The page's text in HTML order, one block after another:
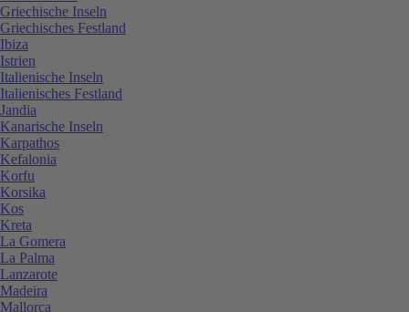
Griechische Inseln
Griechisches Festland
Ibiza
Istrien
Italienische Inseln
Italienisches Festland
Jandia
Kanarische Inseln
Karpathos
Kefalonia
Korfu
Korsika
Kos
Kreta
La Gomera
La Palma
Lanzarote
Madeira
Mallorca